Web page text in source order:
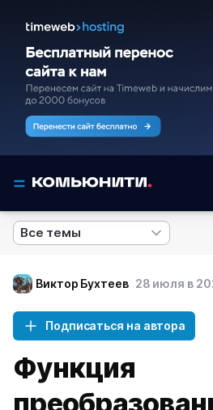
Все темы
Виктор Бухтеев 28 июля в
Подписаться на автора
Функция